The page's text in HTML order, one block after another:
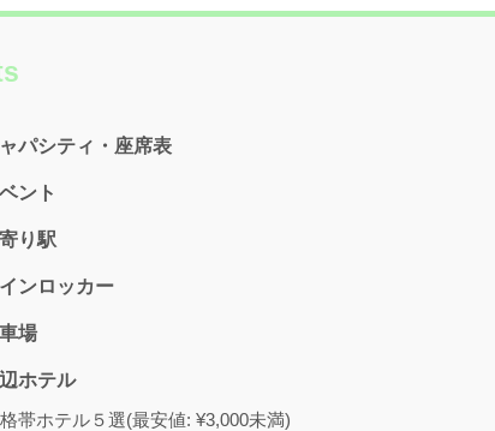
パシティ・座席表
ント
り駅
ンロッカー
場
ホテル
帯ホテル５選(最安値: ¥3,000未満)